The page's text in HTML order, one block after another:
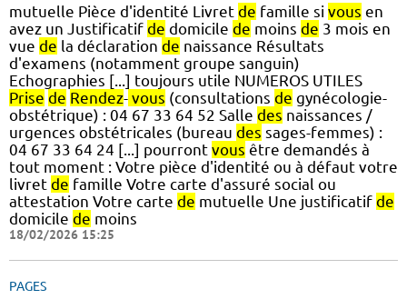
mutuelle Pièce d'identité Livret de famille si vous en
avez un Justificatif de domicile de moins de 3 mois en
vue de la déclaration de naissance Résultats
d'examens (notamment groupe sanguin)
Echographies [...] toujours utile NUMEROS UTILES
Prise de Rendez- vous (consultations de gynécologie-
obstétrique) : 04 67 33 64 52 Salle des naissances /
urgences obstétricales (bureau des sages-femmes) :
04 67 33 64 24 [...] pourront vous être demandés à
tout moment : Votre pièce d'identité ou à défaut votre
livret de famille Votre carte d'assuré social ou
attestation Votre carte de mutuelle Une justificatif de
domicile de moins
18/02/2026 15:25
PAGES